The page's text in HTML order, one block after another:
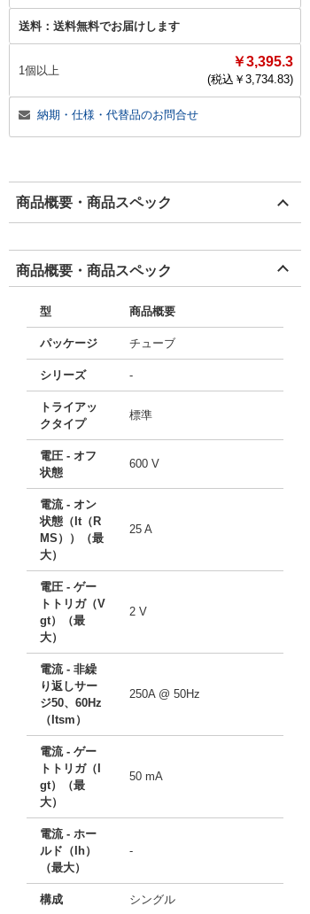
送料： 送料無料でお届けします
1個以上
￥3,395.3
(税込￥ 3,734.83)
納期・仕様・代替品のお問合せ
商品概要・商品スペック
商品概要・商品スペック
型 商品概要
パッケージ チューブ
シリーズ -
トライアッ
クタイプ
標準
電圧 - オフ
状態
600 V
電流 - オン
状態（It（R
MS））（最
大）
25 A
電圧 - ゲー
トトリガ（V
gt）（最
大）
2 V
電流 - 非繰
り返しサー
ジ50、60Hz
（Itsm）
250A @ 50Hz
電流 - ゲー
トトリガ（I
gt）（最
大）
50 mA
電流 - ホー
ルド（Ih）
（最大）
-
構成 シングル